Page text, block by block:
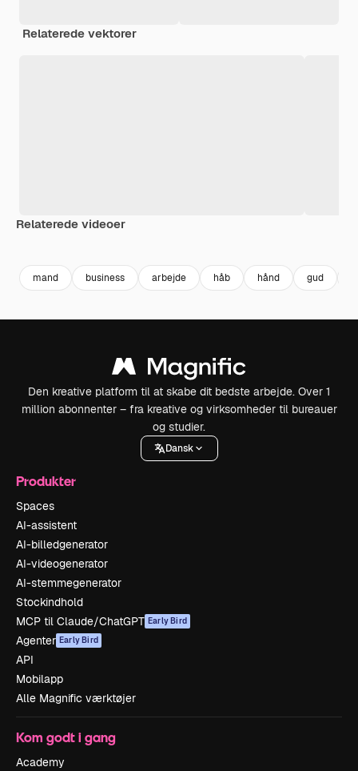
Relaterede vektorer
Relaterede videoer
mand business arbejde håb hånd gud
Den kreative platform til at skabe dit bedste arbejde. Over 1
million abonnenter – fra kreative og virksomheder til bureauer
og studier.
Dansk
Produkter
Spaces
AI-assistent
AI-billedgenerator
AI-videogenerator
AI-stemmegenerator
Stockindhold
MCP til Claude/ChatGPT Early Bird
Agenter Early Bird
API
Mobilapp
Alle Magnific værktøjer
Kom godt i gang
Academy